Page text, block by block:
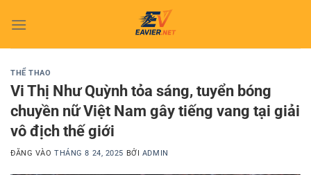
qua
THỂ THAO
Vi Thị Như Quỳnh tỏa sáng, tuyển bóng
chuyền nữ Việt Nam gây tiếng vang tại giải
vô địch thế giới
ĐĂNG VÀOTHÁNG 8 24, 2025 BỞI ADMIN